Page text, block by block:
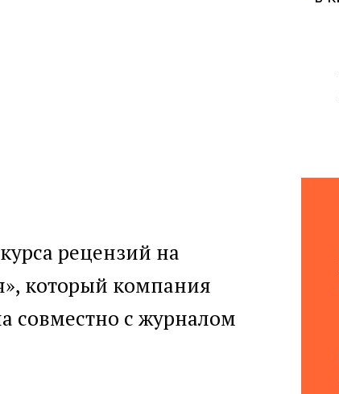
рецензий на
который компания
совместно с журналом